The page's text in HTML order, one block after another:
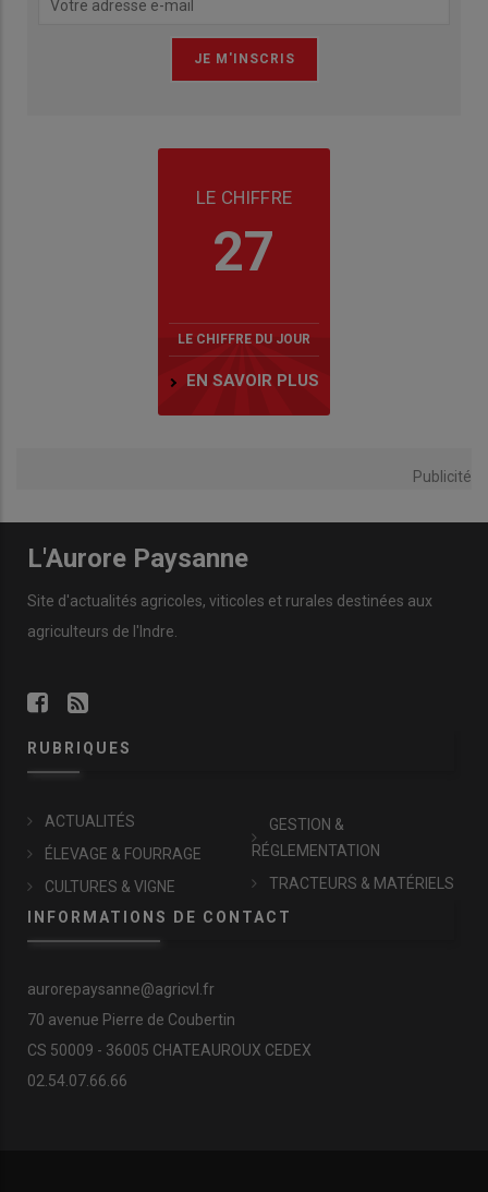
LE CHIFFRE
27
LE CHIFFRE DU JOUR
EN SAVOIR PLUS
Publicité
L'Aurore Paysanne
Site d'actualités agricoles, viticoles et rurales destinées aux
agriculteurs de l'Indre.
RUBRIQUES
ACTUALITÉS
ÉLEVAGE & FOURRAGE
CULTURES & VIGNE
GESTION &
RÉGLEMENTATION
TRACTEURS & MATÉRIELS
INFORMATIONS DE CONTACT
aurorepaysanne@agricvl.fr
70 avenue Pierre de Coubertin
CS 50009 - 36005 CHATEAUROUX CEDEX
02.54.07.66.66